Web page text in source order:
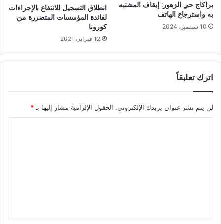
براكاج حي الزهور: إيقاف المشتبه
به واسترجاع الهاتف
10 سبتمبر، 2024
انطلاق التسجيل للانتفاع بالإجراءات
لفائدة المؤسسات المتضررة من
كورونا
12 فبراير، 2021
اترك تعليقاً
لن يتم نشر عنوان بريدك الإلكتروني. الحقول الإلزامية مشار إليها بـ*